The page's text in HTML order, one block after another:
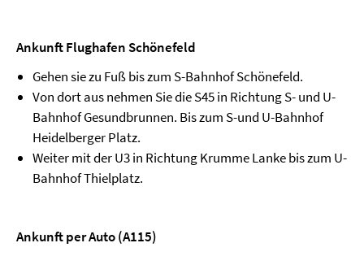
Ankunft Flughafen Schönefeld
Gehen sie zu Fuß bis zum S-Bahnhof Schönefeld.
Von dort aus nehmen Sie die S45 in Richtung S- und U-
Bahnhof Gesundbrunnen. Bis zum S-und U-Bahnhof
Heidelberger Platz.
Weiter mit der U3 in Richtung Krumme Lanke bis zum U-
Bahnhof Thielplatz.
Ankunft per Auto (A115)